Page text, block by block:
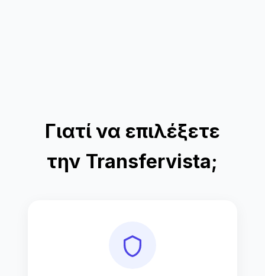
Γιατί να επιλέξετε
την Transfervista;